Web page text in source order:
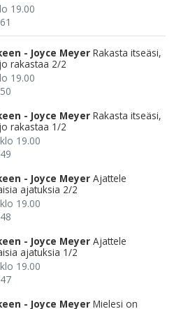
19.00
- Joyce Meyer Rakasta itseäsi,
rakastaa 2/2
19.00
- Joyce Meyer Rakasta itseäsi,
rakastaa 1/2
19.00
- Joyce Meyer Ajattele
ajatuksia 2/2
19.00
- Joyce Meyer Ajattele
ajatuksia 1/2
19.00
- Joyce Meyer Mielesi on